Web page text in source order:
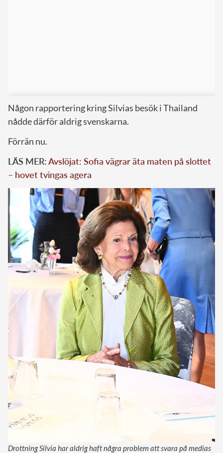
Någon rapportering kring Silvias besök i Thailand
nådde därför aldrig svenskarna.
Förrän nu.
LÄS MER:Avslöjat: Sofia vägrar äta maten på slottet
– hovet tvingas agera
Drottning Silvia har aldrig haft några problem att svara på medias